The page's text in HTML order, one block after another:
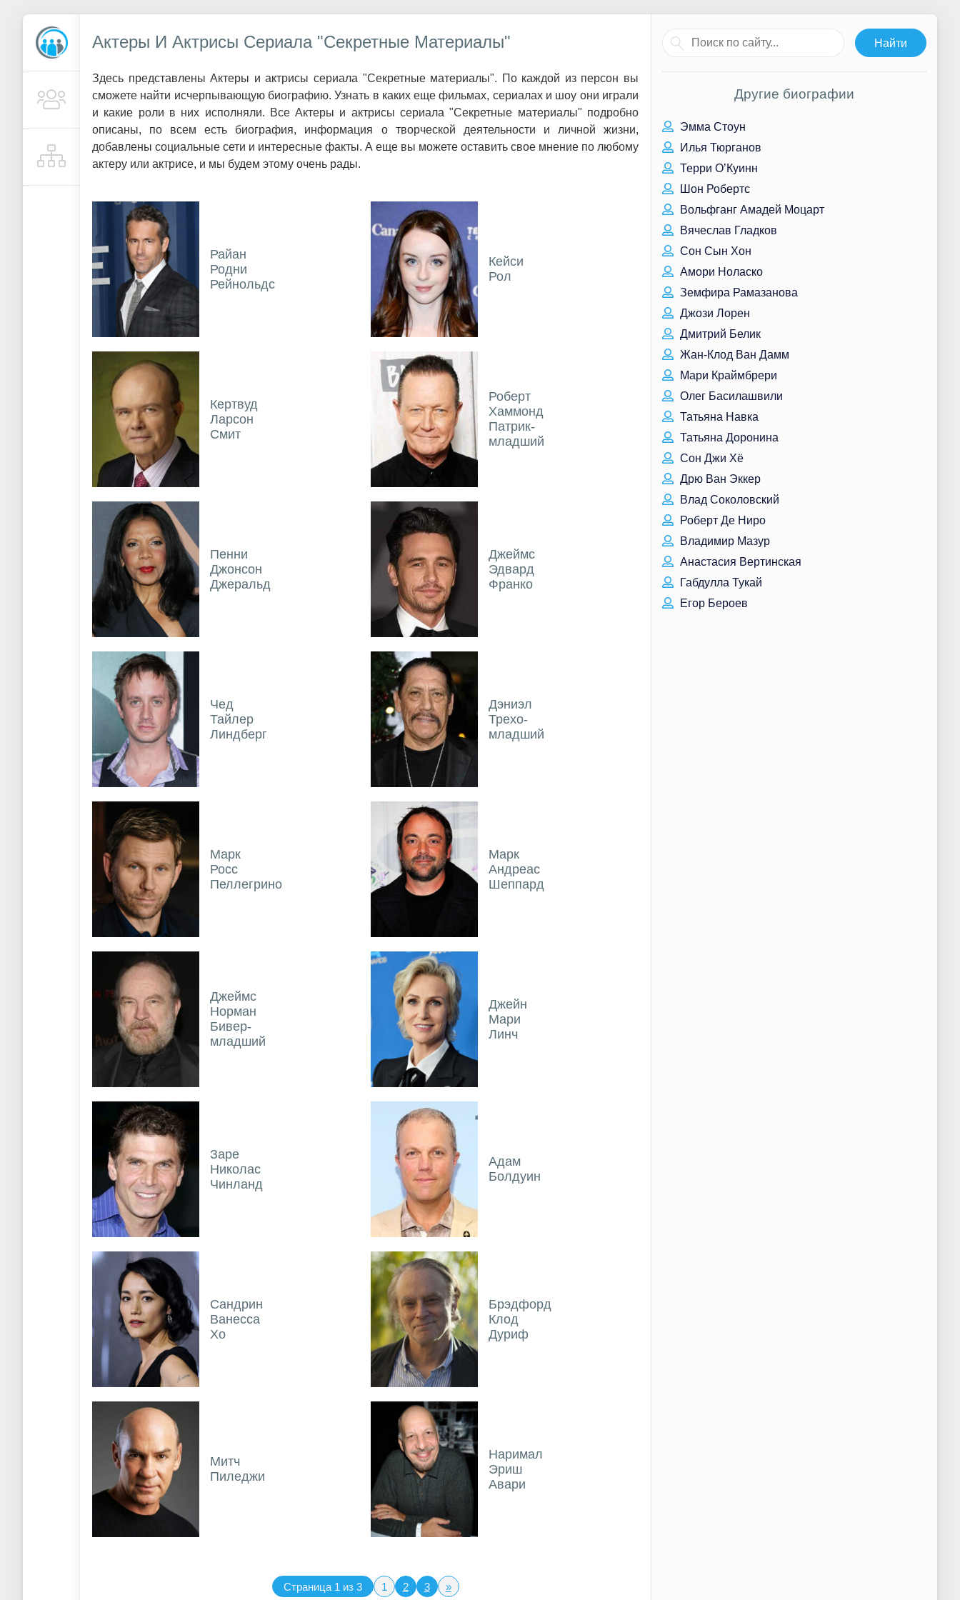
Актеры И Актрисы Сериала "Секретные Материалы"
Здесь представлены Актеры и актрисы сериала "Секретные материалы". По каждой из персон вы
сможете найти исчерпывающую биографию. Узнать в каких еще фильмах, сериалах и шоу они играли
и какие роли в них исполняли. Все Актеры и актрисы сериала "Секретные материалы" подробно
описаны, по всем есть биография, информация о творческой деятельности и личной жизни,
добавлены социальные сети и интересные факты. А еще вы можете оставить свое мнение по любому
актеру или актрисе, и мы будем этому очень рады.
Райан
Родни
Рейнольдс
Кейси
Рол
Кертвуд
Ларсон
Смит
Роберт
Хаммонд
Патрик-
младший
Пенни
Джонсон
Джеральд
Джеймс
Эдвард
Франко
Чед
Тайлер
Линдберг
Дэниэл
Трехо-
младший
Марк
Росс
Пеллегрино
Марк
Андреас
Шеппард
Джеймс
Норман
Бивер-
младший
Джейн
Мари
Линч
Заре
Николас
Чинланд
Адам
Болдуин
Сандрин
Ванесса
Хо
Брэдфорд
Клод
Дуриф
Митч
Пиледжи
Наримал
Эриш
Авари
Страница 1 из 3 1 2 3 »
Другие биографии
Эмма Стоун
Илья Тюрганов
Терри О’Куинн
Шон Робертс
Вольфганг Амадей Моцарт
Вячеслав Гладков
Сон Сын Хон
Амори Ноласко
Земфира Рамазанова
Джози Лорен
Дмитрий Белик
Жан-Клод Ван Дамм
Мари Краймбрери
Олег Басилашвили
Татьяна Навка
Татьяна Доронина
Сон Джи Хё
Дрю Ван Эккер
Влад Соколовский
Роберт Де Ниро
Владимир Мазур
Анастасия Вертинская
Габдулла Тукай
Егор Бероев